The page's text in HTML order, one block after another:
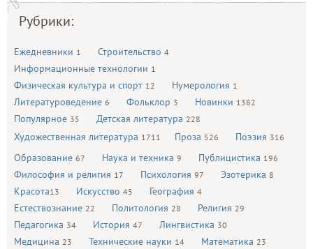
Рубрики:
Ежедневники 1 Строительство 4
Информационные технологии 1
Физическая культура и спорт 12 Нумерология 1
Литературоведение 6 Фольклор 3 Новинки 1382
Популярное 35 Детская литература 228
Художественная литература 1711 Проза 526 Поэзия 316
Образование 67 Наука и техника 9 Публицистика 196
Философия и религия 17 Психология 97 Эзотерика 8
Красота13 Искусство 45 География 4
Естествознание 22 Политология 28 Религия 29
Педагогика 34 История 47 Лингвистика 30
Медицина 23 Технические науки 14 Математика 23